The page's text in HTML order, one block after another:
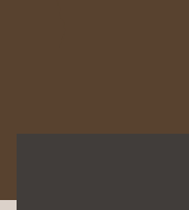
Czynna od